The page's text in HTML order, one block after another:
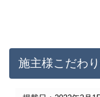
施主様こだわ